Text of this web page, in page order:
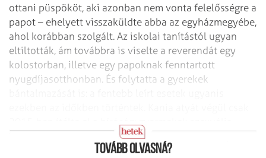
ottani püspököt, aki azonban nem vonta felelősségre a
papot – ehelyett visszaküldte abba az egyházmegyébe,
ahol korábban szolgált. Az iskolai tanítástól ugyan
eltiltották, ám továbbra is viselte a reverendát egy
kolostorban, illetve egy papoknak fenntartott
nyugdíjasotthonban. És folytatta a gyerekek
bántalmazása miatt hétéves börtönbüntetést kapott.
Tovább olvasná?